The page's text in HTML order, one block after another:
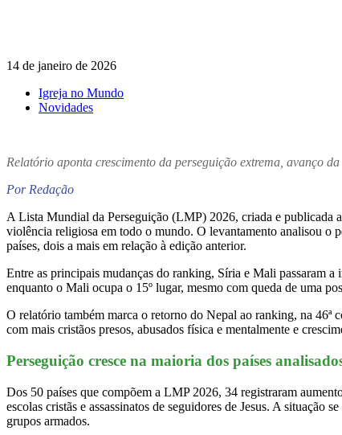
14 de janeiro de 2026
Igreja no Mundo
Novidades
Relatório aponta crescimento da perseguição extrema, avanço
Por Redação
A Lista Mundial da Perseguição (LMP) 2026, criada e publicada
violência religiosa em todo o mundo. O levantamento analisou o
países, dois a mais em relação à edição anterior.
Entre as principais mudanças do ranking, Síria e Mali passaram a
enquanto o Mali ocupa o 15º lugar, mesmo com queda de uma
O relatório também marca o retorno do Nepal ao ranking, na
com mais cristãos presos, abusados física e mentalmente e
Perseguição cresce na maioria dos países
Dos 50 países que compõem a LMP 2026, 34 registraram
escolas cristãs e assassinatos de seguidores de Jesus. A
grupos armados.